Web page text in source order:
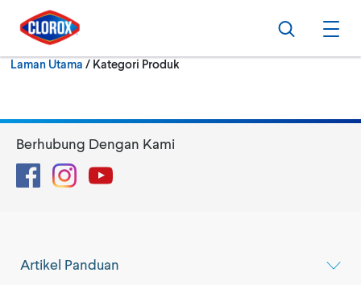
Langkau ke navigasi utama
Langkau ke kandungan
Langkau ke pengaki
Cari
Laman Utama /Semasa:
Kategori Produk
Artikel Panduan
Berhubung Dengan Kami
FacebookInstagramYouTube